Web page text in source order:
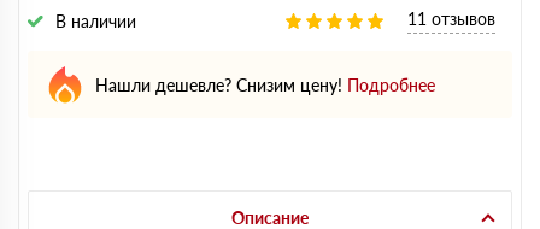
В наличии 11 отзывов
Нашли дешевле? Снизим цену! Подробнее
Описание